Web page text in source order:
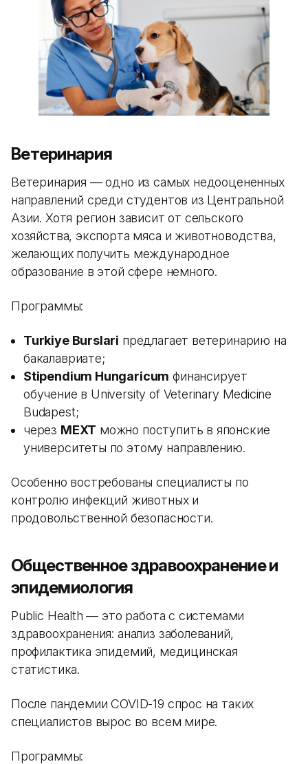
Ветеринария
Ветеринария — одно из самых недооцененных
направлений среди студентов из Центральной
Азии. Хотя регион зависит от сельского
хозяйства, экспорта мяса и животноводства,
желающих получить международное
образование в этой сфере немного.
Программы:
Turkiye Burslari предлагает ветеринарию на
бакалавриате;
Stipendium Hungaricum финансирует
обучение в University of Veterinary Medicine
Budapest;
через MEXT можно поступить в японские
университеты по этому направлению.
Особенно востребованы специалисты по
контролю инфекций животных и
продовольственной безопасности.
Общественное здравоохранение и
эпидемиология
Public Health — это работа с системами
здравоохранения: анализ заболеваний,
профилактика эпидемий, медицинская
статистика.
После пандемии COVID-19 спрос на таких
специалистов вырос во всем мире.
Программы: